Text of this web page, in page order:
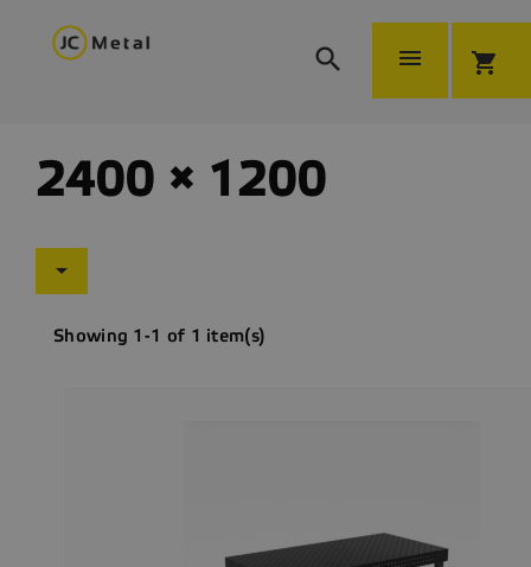
  shopping_cart
2400 × 1200

Showing 1-1 of 1 item(s)